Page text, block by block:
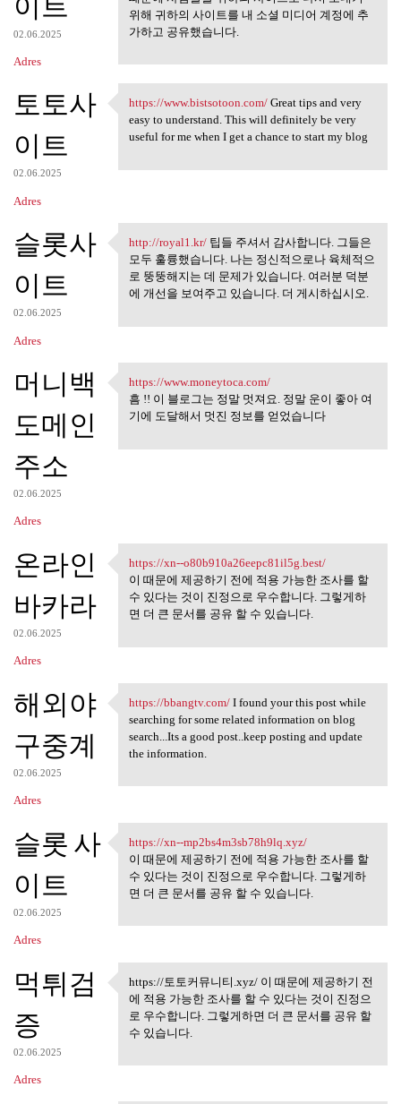
02.06.2025
Adres
위해 귀하의 사이트를 내 소셜 미디어 계정에 추
가하고 공유했습니다.
토토사
이트
02.06.2025
Adres
https://www.bistsotoon.com/
https://www.bistsotoon.com/Great tips and very
easy to understand. This will definitely be very
useful for me when I get a chance to start my blog
슬롯사
이트
02.06.2025
Adres
http://royal1.kr/ 팁들 주셔서
http://royal1.kr/팁들 주셔서 감사합니다. 그들은
모두 훌륭했습니다. 나는 정신적으로나 육체적으
로 뚱뚱해지는 데 문제가 있습니다. 여러분 덕분
에 개선을 보여주고 있습니다. 더 게시하십시오.
머니백
도메인
주소
02.06.2025
Adres
https://www.moneytoca.com/
https://www.moneytoca.com/
흠 !! 이 블로그는 정말 멋져요. 정말 운이 좋아 여
기에 도달해서 멋진 정보를 얻었습니다
온라인
바카라
02.06.2025
Adres
https://xn-
https://xn--o80b910a26eepc81il5g.best/
이 때문에 제공하기 전에 적용 가능한 조사를 할
수 있다는 것이 진정으로 우수합니다. 그렇게하
면 더 큰 문서를 공유 할 수 있습니다.
해외야
구중계
02.06.2025
Adres
https://bbangtv.com/ I found
https://bbangtv.com/I found your this post while
searching for some related information on blog
search...Its a good post..keep posting and update
the information.
슬롯 사
이트
02.06.2025
Adres
https://xn--mp2bs4m3sb78h9lq
https://xn--mp2bs4m3sb78h9lq.xyz/
이 때문에 제공하기 전에 적용 가능한 조사를 할
수 있다는 것이 진정으로 우수합니다. 그렇게하
면 더 큰 문서를 공유 할 수 있습니다.
먹튀검
증
02.06.2025
Adres
https://토토커뮤니티.xyz/ 이 때문
에
https://토토커뮤니티.xyz/ 이 때문에 제공하기 전
에 적용 가능한 조사를 할 수 있다는 것이 진정으
로 우수합니다. 그렇게하면 더 큰 문서를 공유 할
수 있습니다.